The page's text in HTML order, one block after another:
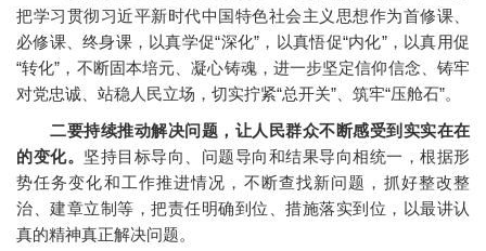
把学习贯彻习近平新时代中国特色社会主义思想作为首修课、
必修课、终身课，以真学促“深化”，以真悟促“内化”，以真用促
“转化”，不断固本培元、凝心铸魂，进一步坚定信仰信念、铸牢
对党忠诚、站稳人民立场，切实拧紧“总开关”、筑牢“压舱石”。
二要持续推动解决问题，让人民群众不断感受到实实在在
的变化。 坚持目标导向、问题导向和结果导向相统一，根据形
势任务变化和工作推进情况，不断查找新问题，抓好整改整
治、建章立制等，把责任明确到位、措施落实到位，以最讲认
真的精神真正解决问题。